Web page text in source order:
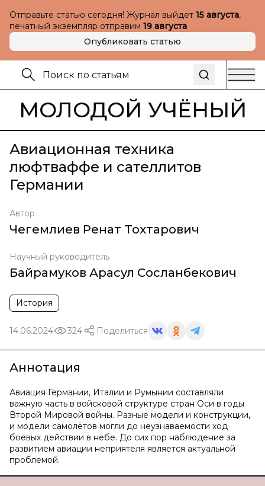
Отправьте статью сегодня! Журнал выйдет 15 августа,
печатный экземпляр отправим 19 августа
Опубликовать статью
МОЛОДОЙ УЧЁНЫЙ
Авиационная техника
люфтваффе и сателлитов
Германии
Автор
Чегемлиев Ренат Тохтарович
Научный руководитель
Байрамуков Арасул Сосланбекович
История
14.06.2024 324 Поделиться
Аннотация
Авиация Германии, Италии и Румынии составляли
важную часть в войсковой структуре стран Оси в годы
Второй Мировой войны. Разные модели и конструкции,
и модели самолётов могли до неузнаваемости ход
боевых действии в небе. До сих пор наблюдение за
развитием авиации неприятеля является актуальной
проблемой.